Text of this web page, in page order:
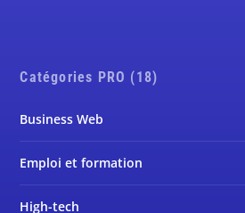
Catégories PRO (18)
Business Web
Emploi et formation
High-tech